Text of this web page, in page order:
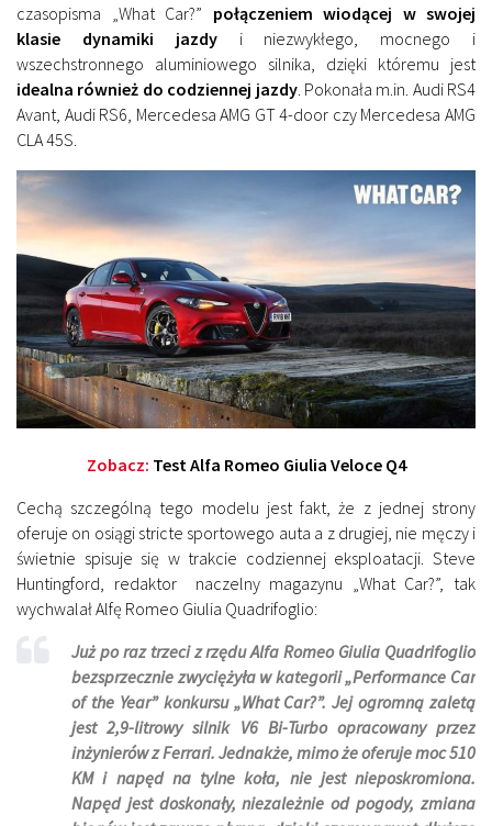
czasopisma „What Car?” połączeniem wiodącej w swojej
klasie dynamiki jazdyi niezwykłego, mocnego i
wszechstronnego aluminiowego silnika, dzięki któremu jest
idealna również do codziennej jazdy. Pokonała m.in. Audi RS4
Avant, Audi RS6, Mercedesa AMG GT 4-door czy Mercedesa AMG
CLA 45S.
Zobacz: Test Alfa Romeo Giulia Veloce Q4
Cechą szczególną tego modelu jest fakt, że z jednej strony
oferuje on osiągi stricte sportowego auta a z drugiej, nie męczy i
świetnie spisuje się w trakcie codziennej eksploatacji. Steve
Huntingford, redaktor naczelny magazynu „What Car?”, tak
wychwalał Alfę Romeo Giulia Quadrifoglio:
Już po raz trzeci z rzędu Alfa Romeo Giulia Quadrifoglio
bezsprzecznie zwyciężyła w kategorii „Performance Car
of the Year” konkursu „What Car?”. Jej ogromną zaletą
jest 2,9-litrowy silnik V6 Bi-Turbo opracowany przez
inżynierów z Ferrari. Jednakże, mimo że oferuje moc 510
KM i napęd na tylne koła, nie jest nieposkromiona.
Napęd jest doskonały, niezależnie od pogody, zmiana